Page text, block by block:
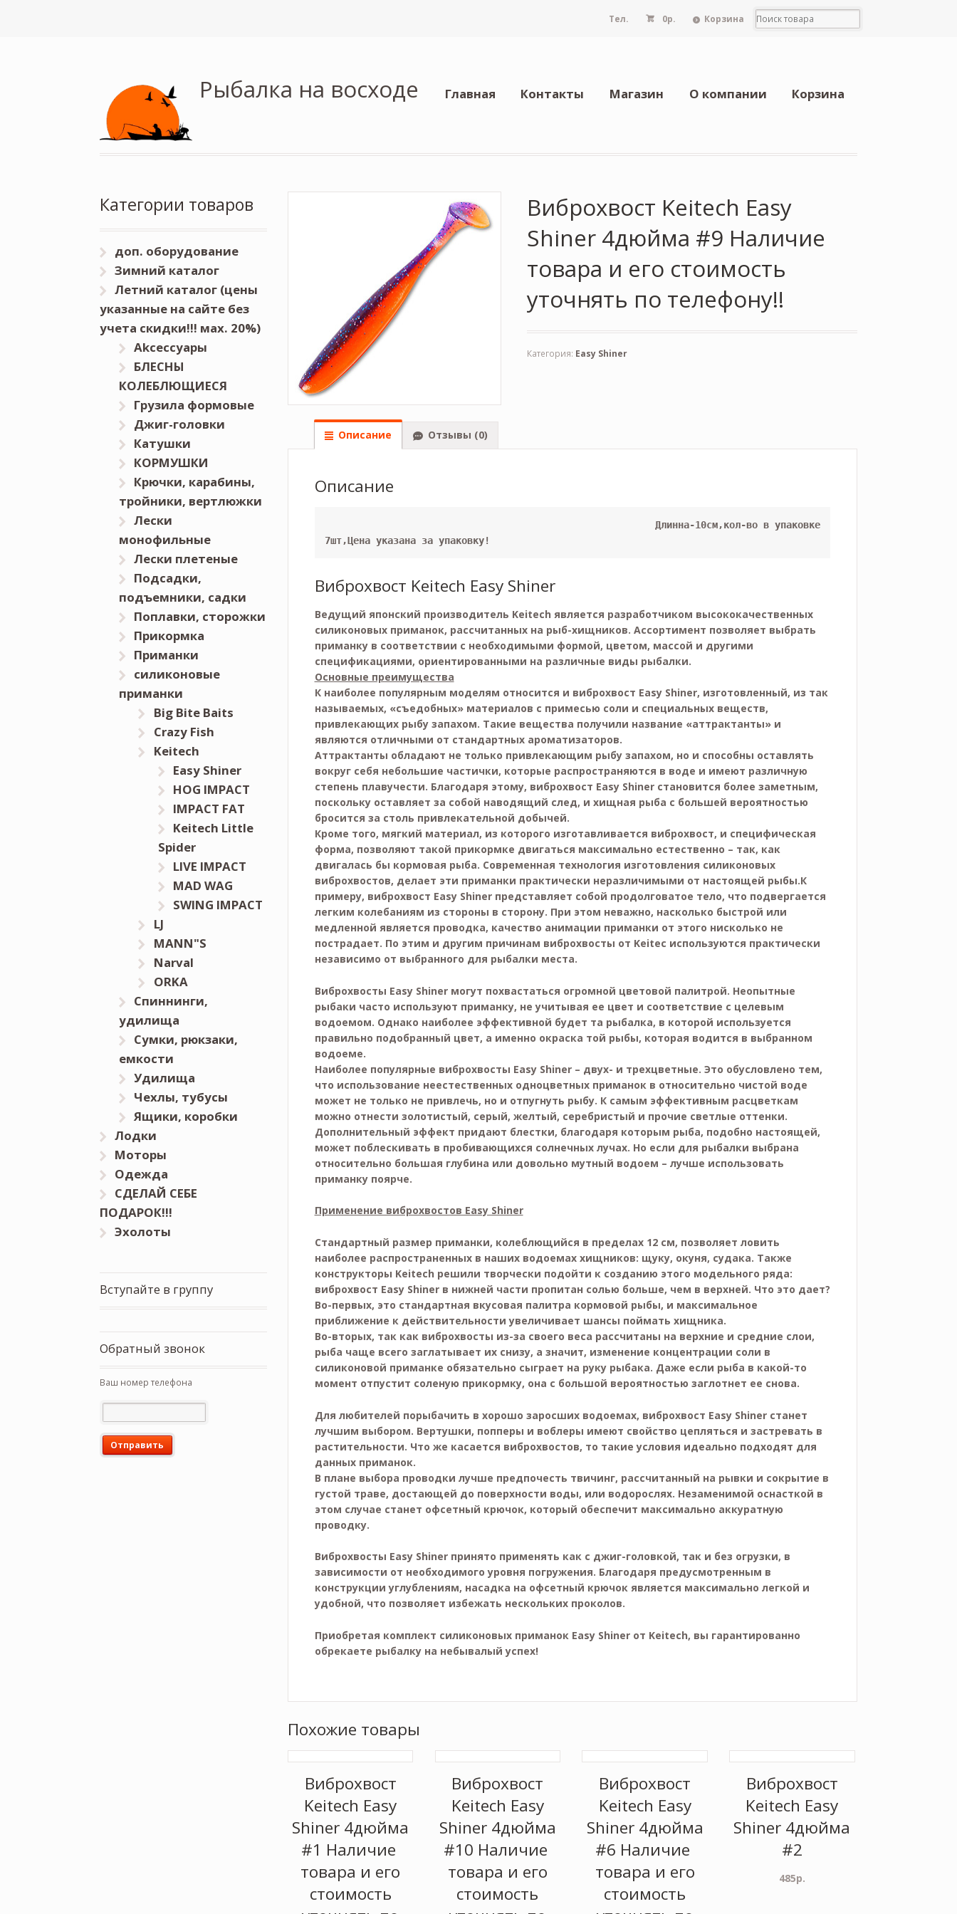
Тел. 0р. Корзина
Рыбалка на восходе Главная Контакты Магазин О компании Корзина
Виброхвост Keitech Easy
Shiner 4дюйма #9 Наличие
товара и его стоимость
уточнять по телефону!!
Категория: Easy Shiner
Описание Отзывы (0)
Описание
7шт,Цена указана за упаковку!
Виброхвост Keitech Easy Shiner
Ведущий японский производитель Keitech является разработчиком высококачественных
силиконовых приманок, рассчитанных на рыб-хищников. Ассортимент позволяет выбрать
приманку в соответствии с необходимыми формой, цветом, массой и другими
спецификациями, ориентированными на различные виды рыбалки.
Основные преимущества
К наиболее популярным моделям относится и виброхвост Easy Shiner, изготовленный, из так
называемых, «съедобных» материалов с примесью соли и специальных веществ,
привлекающих рыбу запахом. Такие вещества получили название «аттрактанты» и
являются отличными от стандартных ароматизаторов.
Аттрактанты обладают не только привлекающим рыбу запахом, но и способны оставлять
вокруг себя небольшие частички, которые распространяются в воде и имеют различную
степень плавучести. Благодаря этому, виброхвост Easy Shiner становится более заметным,
поскольку оставляет за собой наводящий след, и хищная рыба с большей вероятностью
бросится за столь привлекательной добычей.
Кроме того, мягкий материал, из которого изготавливается виброхвост, и специфическая
форма, позволяют такой прикормке двигаться максимально естественно – так, как
двигалась бы кормовая рыба. Современная технология изготовления силиконовых
виброхвостов, делает эти приманки практически неразличимыми от настоящей рыбы.К
примеру, виброхвост Easy Shiner представляет собой продолговатое тело, что подвергается
легким колебаниям из стороны в сторону. При этом неважно, насколько быстрой или
медленной является проводка, качество анимации приманки от этого нисколько не
пострадает. По этим и другим причинам виброхвосты от Keitec используются практически
независимо от выбранного для рыбалки места.
Виброхвосты Easy Shiner могут похвастаться огромной цветовой палитрой. Неопытные
рыбаки часто используют приманку, не учитывая ее цвет и соответствие с целевым
водоемом. Однако наиболее эффективной будет та рыбалка, в которой используется
правильно подобранный цвет, а именно окраска той рыбы, которая водится в выбранном
водоеме.
Наиболее популярные виброхвосты Easy Shiner – двух- и трехцветные. Это обусловлено тем,
что использование неестественных одноцветных приманок в относительно чистой воде
может не только не привлечь, но и отпугнуть рыбу. К самым эффективным расцветкам
можно отнести золотистый, серый, желтый, серебристый и прочие светлые оттенки.
Дополнительный эффект придают блестки, благодаря которым рыба, подобно настоящей,
может поблескивать в пробивающихся солнечных лучах. Но если для рыбалки выбрана
относительно большая глубина или довольно мутный водоем – лучше использовать
приманку поярче.
Применение виброхвостов Easy Shiner
Стандартный размер приманки, колеблющийся в пределах 12 см, позволяет ловить
наиболее распространенных в наших водоемах хищников: щуку, окуня, судака. Также
конструкторы Keitech решили творчески подойти к созданию этого модельного ряда:
виброхвост Easy Shiner в нижней части пропитан солью больше, чем в верхней. Что это дает?
Во-первых, это стандартная вкусовая палитра кормовой рыбы, и максимальное
приближение к действительности увеличивает шансы поймать хищника.
Во-вторых, так как виброхвосты из-за своего веса рассчитаны на верхние и средние слои,
рыба чаще всего заглатывает их снизу, а значит, изменение концентрации соли в
силиконовой приманке обязательно сыграет на руку рыбака. Даже если рыба в какой-то
момент отпустит соленую прикормку, она с большой вероятностью заглотнет ее снова.
Для любителей порыбачить в хорошо заросших водоемах, виброхвост Easy Shiner станет
лучшим выбором. Вертушки, попперы и воблеры имеют свойство цепляться и застревать в
растительности. Что же касается виброхвостов, то такие условия идеально подходят для
данных приманок.
В плане выбора проводки лучше предпочесть твичинг, рассчитанный на рывки и сокрытие в
густой траве, достающей до поверхности воды, или водорослях. Незаменимой оснасткой в
этом случае станет офсетный крючок, который обеспечит максимально аккуратную
проводку.
Виброхвосты Easy Shiner принято применять как с джиг-головкой, так и без огрузки, в
зависимости от необходимого уровня погружения. Благодаря предусмотренным в
конструкции углублениям, насадка на офсетный крючок является максимально легкой и
удобной, что позволяет избежать нескольких проколов.
Приобретая комплект силиконовых приманок Easy Shiner от Keitech, вы гарантированно
обрекаете рыбалку на небывалый успех!
Похожие товары
Виброхвост
Keitech Easy
Shiner 4дюйма
#1 Наличие
товара и его
стоимость
Виброхвост
Keitech Easy
Shiner 4дюйма
#10 Наличие
товара и его
стоимость
Виброхвост
Keitech Easy
Shiner 4дюйма
#6 Наличие
товара и его
стоимость
Виброхвост
Keitech Easy
Shiner 4дюйма
#2
485р.
Категории товаров
доп. оборудование
Зимний каталог
Летний каталог (цены
указанные на сайте без
учета скидки!!! мах. 20%)
Akceccyapы
БЛЕСНЫ
КОЛЕБЛЮЩИЕСЯ
Грузила формовые
Джиг-головки
Катушки
КОРМУШКИ
Крючки, карабины,
тройники, вертлюжки
Лески
монофильные
Лески плетеные
Подсадки,
подъемники, садки
Поплавки, сторожки
Прикормка
Приманки
силиконовые
приманки
Big Bite Baits
Crazy Fish
Keitech
Easy Shiner
HOG IMPACT
IMPACT FAT
Keitech Little
Spider
LIVE IMPACT
MAD WAG
SWING IMPACT
LJ
MANN"S
Narval
ORKA
Спиннинги,
удилища
Сумки, рюкзаки,
емкости
Удилища
Чехлы, тубусы
Ящики, коробки
Лодки
Моторы
Одежда
СДЕЛАЙ СЕБЕ
ПОДАРОК!!!
Эхолоты
Вступайте в группу
Обратный звонок
Ваш номер телефона